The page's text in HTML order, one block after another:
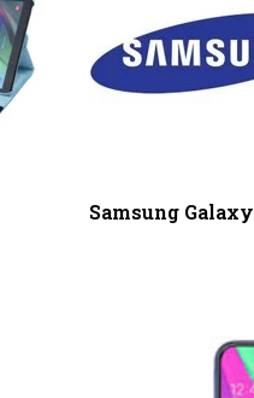
Samsung Galaxy